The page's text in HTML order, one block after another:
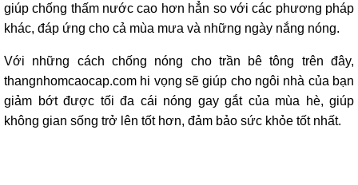
giúp chống thấm nước cao hơn hẳn so với các phương pháp
khác, đáp ứng cho cả mùa mưa và những ngày nắng nóng.
Với những cách chống nóng cho trần bê tông trên đây,
thangnhomcaocap.com hi vọng sẽ giúp cho ngôi nhà của bạn
giảm bớt được tối đa cái nóng gay gắt của mùa hè, giúp
không gian sống trở lên tốt hơn, đảm bảo sức khỏe tốt nhất.